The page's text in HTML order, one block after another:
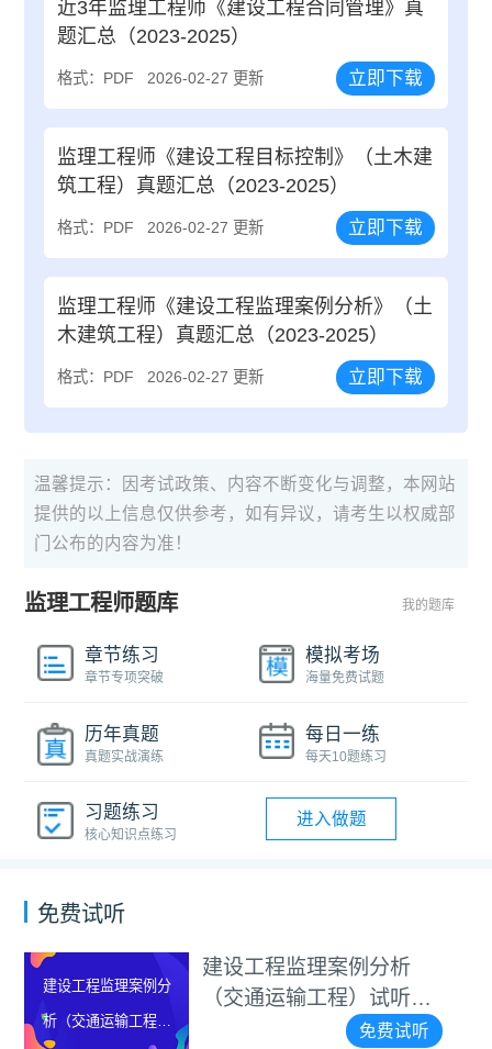
近3年监理工程师《建设工程合同管理》真
题汇总（2023-2025）
格式：PDF 2026-02-27 更新 立即下载
监理工程师《建设工程目标控制》（土木建
筑工程）真题汇总（2023-2025）
格式：PDF 2026-02-27 更新 立即下载
监理工程师《建设工程监理案例分析》（土
木建筑工程）真题汇总（2023-2025）
格式：PDF 2026-02-27 更新 立即下载
温馨提示：因考试政策、内容不断变化与调整，本网站
提供的以上信息仅供参考，如有异议，请考生以权威部
门公布的内容为准！
监理工程师题库 我的题库
章节练习
章节专项突破
模拟考场
海量免费试题
历年真题
真题实战演练
每日一练
每天10题练习
习题练习
核心知识点练习
进入做题
免费试听
建设工程监理案例分
析（交通运输工程）
建设工程监理案例分析
（交通运输工程）试听视
免费试听